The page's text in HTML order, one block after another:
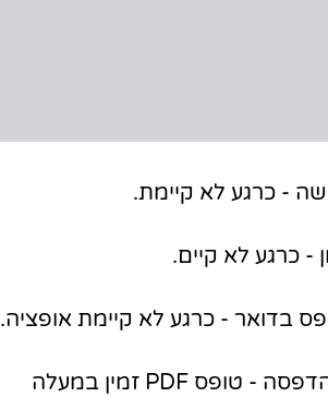
- כרגע לא קיימת.
- כרגע לא קיים.
בדואר - כרגע לא קיימת אופציה.
טופס טפסים לקליטת מתגבר בדיקנאט להורדה והדפסה - טופס PDF זמין במעלה